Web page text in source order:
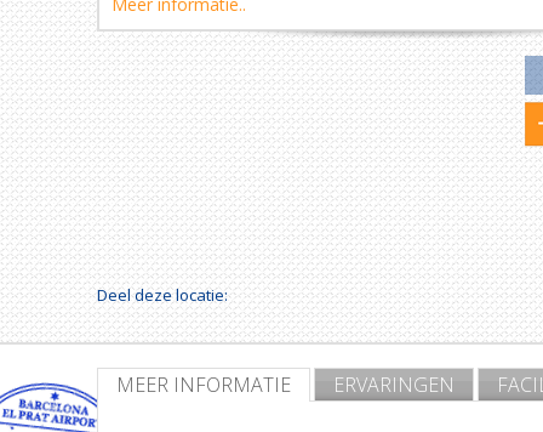
Deel deze locatie:
MEER INFORMATIE ERVARINGEN